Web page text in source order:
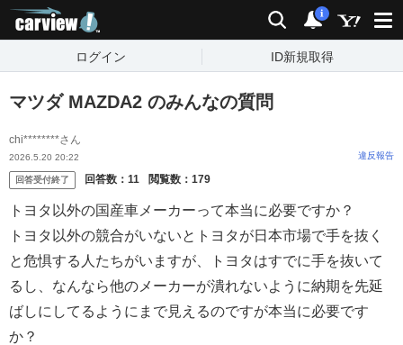
検索 通知
i
ログイン ID新規取得
マツダ MAZDA2 のみんなの質問
chi********さん
2026.5.20 20:22 違反報告
回答受付終了 回答数： 11 閲覧数： 179
トヨタ以外の国産車メーカーって本当に必要ですか？
トヨタ以外の競合がいないとトヨタが日本市場で手を抜く
と危惧する人たちがいますが、トヨタはすでに手を抜いて
るし、なんなら他のメーカーが潰れないように納期を先延
ばしにしてるようにまで見えるのですが本当に必要です
か？